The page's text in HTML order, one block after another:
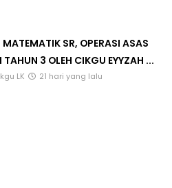
SR, OPERASI ASAS
3 OLEH CIKGU EYYZAH ...
LK 21 hari yang lalu